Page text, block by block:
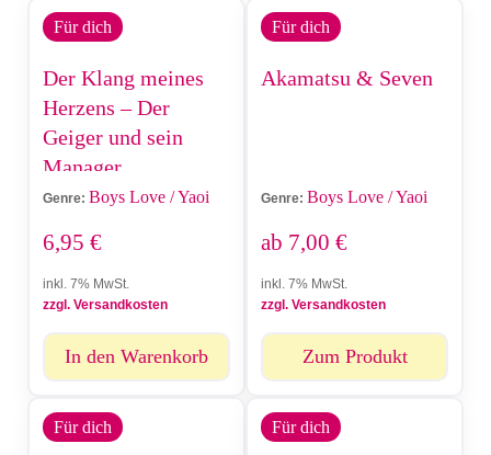
Für dich
Der Klang meines
Herzens – Der
Geiger und sein
Manager
Genre: Boys Love / Yaoi
6,95 €
inkl. 7% MwSt.
zzgl. Versandkosten
In den Warenkorb
Für dich
Akamatsu & Seven
Genre: Boys Love / Yaoi
ab 7,00 €
inkl. 7% MwSt.
zzgl. Versandkosten
Zum Produkt
Für dich Für dich